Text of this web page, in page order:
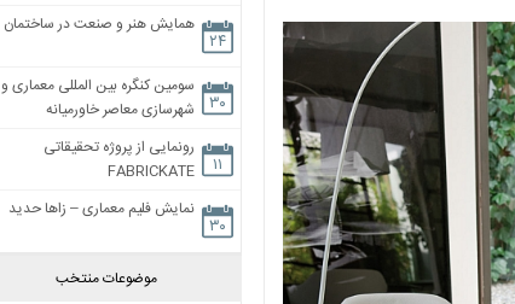
۲۴
همایش هنر و صنعت در ساختمان
۳۰
سومین کنگره بین المللی معماری و
شهرسازی معاصر خاورمیانه
۱۱
رونمایی از پروژه تحقیقاتی
FABRICKATE
۳۰
نمایش فلیم معماری – زاها حدید
موضوعات منتخب